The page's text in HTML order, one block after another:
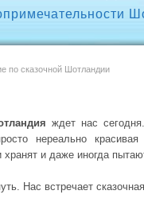
по сказочной Шотландии
ждет нас
нереально
и даже иногда
Нас встречает